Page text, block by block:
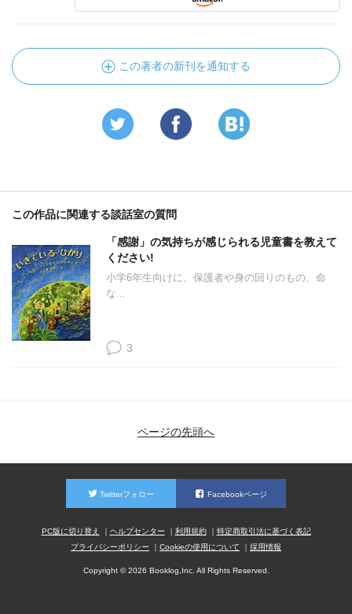
この著者の新刊を通知する
この作品に関連する談話室の質問
「感謝」の気持ちが感じられる児童書を教えて
ください!
小学6年生向けに、保護者や身の回りのもの、命
な...
3
ページの先頭へ
Twitterフォロー Facebookページ
PC版に切り替え ヘルプセンター 利用規約
特定商取引法に基づく表記
プライバシーポリシー
Cookieの使用について 採用情報
Copyright © 2026 Booklog,Inc. All Rights Reserved.